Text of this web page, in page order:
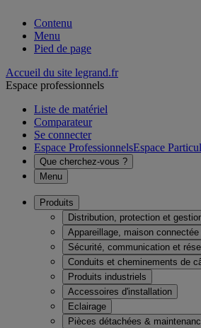
Contenu
Menu
Pied de page
Accueil du site legrand.fr
Espace professionnels
Liste de matériel
Comparateur
Se connecter
Espace ProfessionnelsEspace
Que cherchez-vous ?
Menu
Produits
Distribution, protection et
Appareillage, maison
Sécurité, communication et
Conduits et cheminements de
Produits industriels
Accessoires d'installation
Eclairage
Pièces détachées &